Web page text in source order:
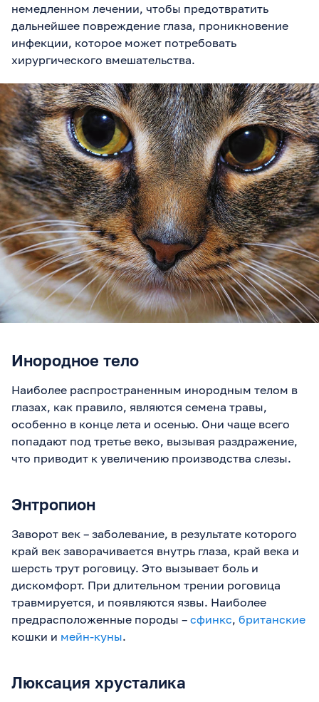
немедленном лечении, чтобы предотвратить
дальнейшее повреждение глаза, проникновение
инфекции, которое может потребовать
хирургического вмешательства.
Инородное тело
Наиболее распространенным инородным телом в
глазах, как правило, являются семена травы,
особенно в конце лета и осенью. Они чаще всего
попадают под третье веко, вызывая раздражение,
что приводит к увеличению производства слезы.
Энтропион
Заворот век – заболевание, в результате которого
край век заворачивается внутрь глаза, край века и
шерсть трут роговицу. Это вызывает боль и
дискомфорт. При длительном трении роговица
травмируется, и появляются язвы. Наиболее
предрасположенные породы – сфинкс, британские
кошки и мейн-куны.
Люксация хрусталика